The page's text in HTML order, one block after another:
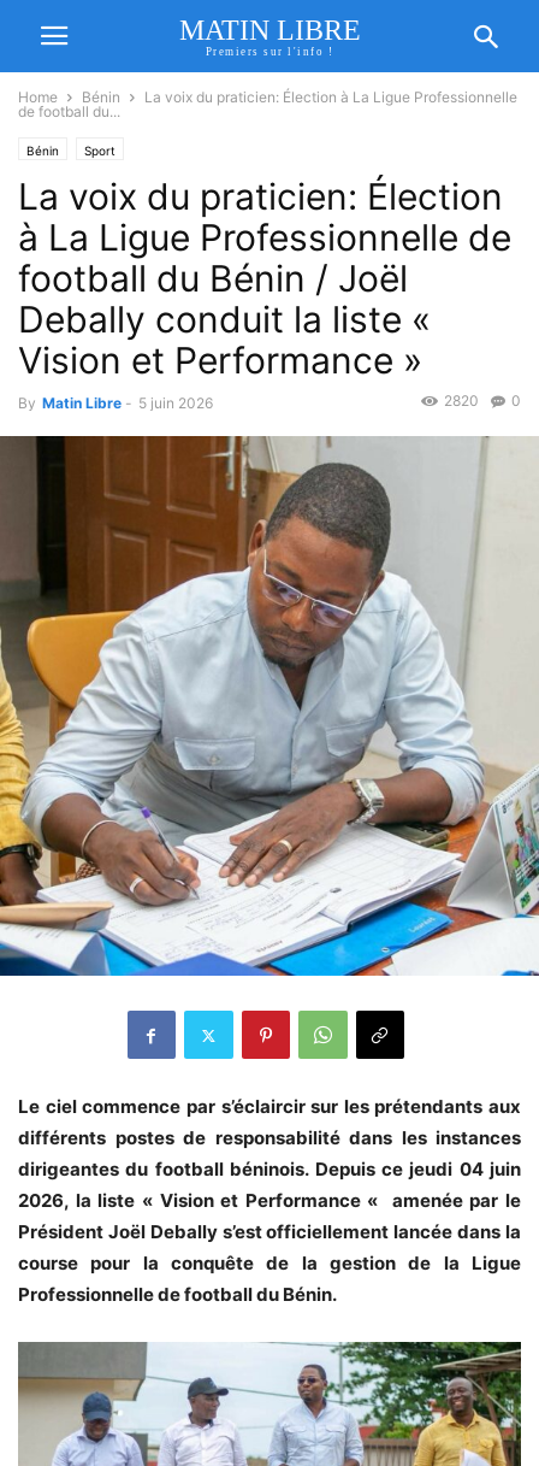
MATIN LIBRE
Premiers sur l'info !
Home Bénin
La voix du praticien: Élection à La Ligue Professionnelle
de football du...
Bénin Sport
La voix du praticien: Élection
à La Ligue Professionnelle de
football du Bénin / Joël
Debally conduit la liste «
Vision et Performance »
By Matin Libre - 5 juin 2026 0
2820
‎Le ciel commence par s’éclaircir sur les prétendants aux
différents postes de responsabilité dans les instances
dirigeantes du football béninois. Depuis ce jeudi 04 juin
2026, la liste « Vision et Performance « amenée par le
Président Joël Debally s’est officiellement lancée dans la
course pour la conquête de la gestion de la Ligue
Professionnelle de football du Bénin.